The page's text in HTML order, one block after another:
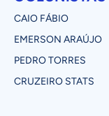
CAIO FÁBIO
EMERSON ARAÚJO
PEDRO TORRES
CRUZEIRO STATS